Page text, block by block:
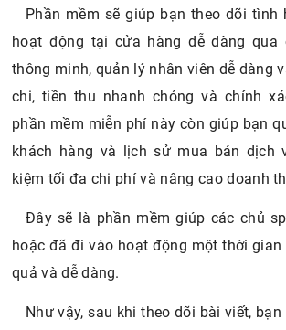
Phần mềm sẽ giúp bạn theo dõi tình
hoạt động tại cửa hàng dễ dàng qua
thông minh, quản lý nhân viên dễ dàng
chi, tiền thu nhanh chóng và chính
phần mềm miễn phí này còn giúp bạn
khách hàng và lịch sử mua bán dịch
kiệm tối đa chi phí và nâng cao doanh
Đây sẽ là phần mềm giúp các chủ
hoặc đã đi vào hoạt động một thời gian
quả và dễ dàng.
Như vậy, sau khi theo dõi bài viết,